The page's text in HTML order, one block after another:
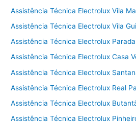
Assistência Técnica Electrolux Vila
Assistência Técnica Electrolux Vila
Assistência Técnica Electrolux
Assistência Técnica Electrolux Casa
Assistência Técnica Electrolux
Assistência Técnica Electrolux Real
Assistência Técnica Electrolux
Assistência Técnica Electrolux